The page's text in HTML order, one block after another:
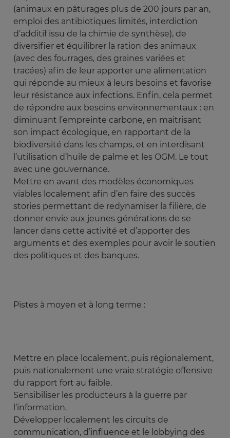
(animaux en pâturages plus de 200 jours par an,
emploi des antibiotiques limités, interdiction
d’additif issu de la chimie de synthèse), de
diversifier et équilibrer la ration des animaux
(avec des fourrages, des graines variées et
tracées) afin de leur apporter une alimentation
qui réponde au mieux à leurs besoins et favorise
leur résistance aux infections. Enfin, cela permet
de répondre aux besoins environnementaux : en
diminuant l’empreinte carbone, en maitrisant
son impact écologique, en rapportant de la
biodiversité dans les champs, et en interdisant
l’utilisation d’huile de palme et les OGM. Le tout
avec une gouvernance.
Mettre en avant des modèles économiques
viables localement afin d’en faire des succès
stories permettant de redynamiser la filière, de
donner envie aux jeunes générations de se
lancer dans cette activité et d’apporter des
arguments et des exemples pour avoir le soutien
des politiques et des banques.
Pistes à moyen et à long terme :
Mettre en place localement, puis régionalement,
puis nationalement une vraie stratégie offensive
du rapport fort au faible.
Sensibiliser les producteurs à la guerre par
l’information.
Développer localement les circuits de
communication, d’influence et le lobbying des